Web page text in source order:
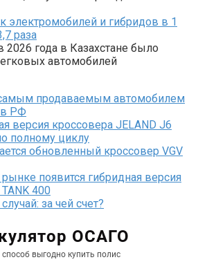
электромобилей и гибридов в 1
раза
2026 года в Казахстане было
автомобилей
самым продаваемым автомобилем
в РФ
версия кроссовера JELAND J6
полному циклу
обновленный кроссовер VGV
появится гибридная версия
400
за чей счет?